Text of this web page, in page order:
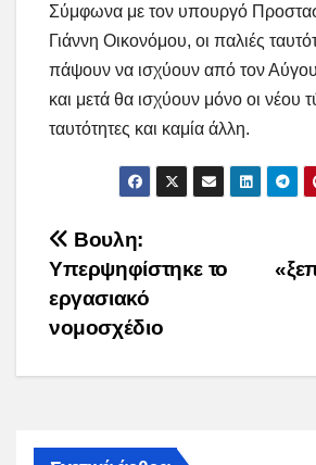
Σύμφωνα με τον υπουργό
Γιάννη Οικονόμου, οι παλιές
πάψουν να ισχύουν από τον
και μετά θα ισχύουν μόνο οι νέου
ταυτότητες και καμία άλλη.
Post
navigation
Βουλη:
Υπερψηφίστηκε το
εργασιακό
νομοσχέδιο